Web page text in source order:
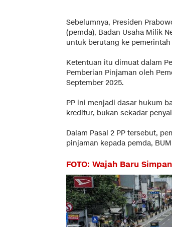
Sebelumnya, Presiden
(pemda), Badan Usaha Milik
untuk berutang ke
Ketentuan itu dimuat dalam
Pemberian Pinjaman oleh
September 2025.
PP ini menjadi dasar hukum
kreditur, bukan sekadar
Dalam Pasal 2 PP tersebut,
pinjaman kepada pemda,
FOTO: Wajah Baru